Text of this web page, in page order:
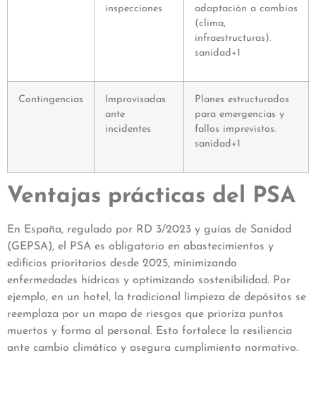
inspecciones
adaptación a cambios
(clima,
infraestructuras).
sanidad+1
Contingencias
Improvisadas
ante
incidentes
Planes estructurados
para emergencias y
fallos imprevistos.
sanidad+1
Ventajas prácticas del PSA
En España, regulado por RD 3/2023 y guías de Sanidad
(GEPSA), el PSA es obligatorio en abastecimientos y
edificios prioritarios desde 2025, minimizando
enfermedades hídricas y optimizando sostenibilidad. Por
ejemplo, en un hotel, la tradicional limpieza de depósitos se
reemplaza por un mapa de riesgos que prioriza puntos
muertos y forma al personal. Esto fortalece la resiliencia
ante cambio climático y asegura cumplimiento normativo.